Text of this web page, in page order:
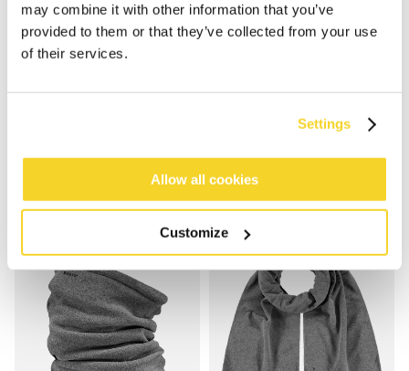
may combine it with other information that you’ve
provided to them or that they’ve collected from your use
of their services.
Settings
Allow all cookies
Customize
unisex